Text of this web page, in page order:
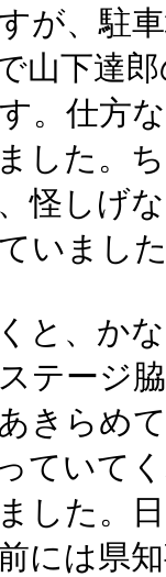
が、駐
山下達
。仕方
した。
怪しげ
いまし
と、か
テージ
きらめ
ていて
した。
には県